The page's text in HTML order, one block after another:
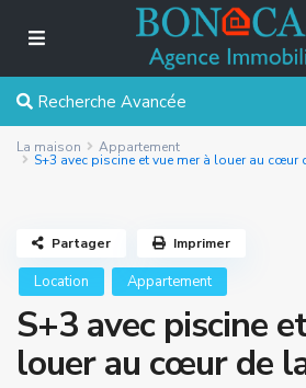
Recherche Avancée
La maison Appartement
S+3 avec piscine et vue mer à louer au cœur
Location Appartement
S+3 avec piscine
louer au cœur de
Partager Imprimer